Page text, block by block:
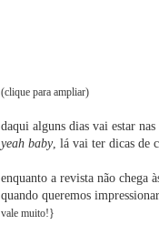
(clique para ampliar)
daqui alguns dias vai estar nas
yeah baby, lá vai ter dicas de
enquanto a revista não chega
quando queremos
vale muito!}